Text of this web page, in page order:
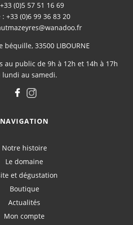
(0)5 57 51 16 69
+33 (0)6 99 36 83 20
béquille, 33500 LIBOURNE
au public de 9h à 12h et 14h à 17h
lundi au samedi.
NAVIGATION
Notre histoire
Le domaine
et dégustation
Boutique
Actualités
Mon compte